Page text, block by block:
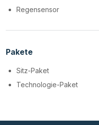
Regensensor
Pakete
Sitz-Paket
Technologie-Paket